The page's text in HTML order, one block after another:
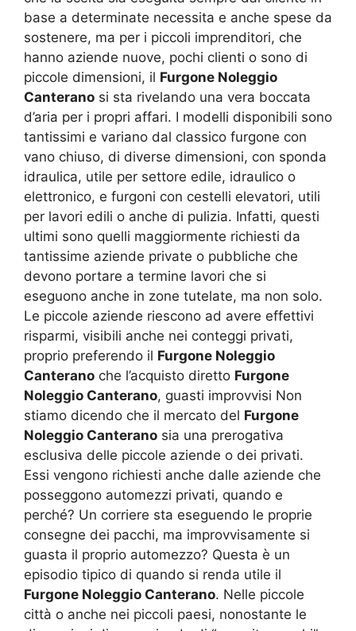
base a determinate necessita e anche spese da
sostenere, ma per i piccoli imprenditori, che
hanno aziende nuove, pochi clienti o sono di
piccole dimensioni, il Furgone Noleggio
Canterano si sta rivelando una vera boccata
d’aria per i propri affari. I modelli disponibili sono
tantissimi e variano dal classico furgone con
vano chiuso, di diverse dimensioni, con sponda
idraulica, utile per settore edile, idraulico o
elettronico, e furgoni con cestelli elevatori, utili
per lavori edili o anche di pulizia. Infatti, questi
ultimi sono quelli maggiormente richiesti da
tantissime aziende private o pubbliche che
devono portare a termine lavori che si
eseguono anche in zone tutelate, ma non solo.
Le piccole aziende riescono ad avere effettivi
risparmi, visibili anche nei conteggi privati,
proprio preferendo il Furgone Noleggio
Canterano che l’acquisto diretto Furgone
Noleggio Canterano, guasti improvvisi Non
stiamo dicendo che il mercato del Furgone
Noleggio Canterano sia una prerogativa
esclusiva delle piccole aziende o dei privati.
Essi vengono richiesti anche dalle aziende che
posseggono automezzi privati, quando e
perché? Un corriere sta eseguendo le proprie
consegne dei pacchi, ma improvvisamente si
guasta il proprio automezzo? Questa è un
episodio tipico di quando si renda utile il
Furgone Noleggio Canterano. Nelle piccole
città o anche nei piccoli paesi, nonostante le